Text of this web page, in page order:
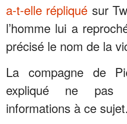
a-t-elle répliqué sur
l’homme lui a
précisé le nom de la
La compagne de
expliqué ne pas
informations à ce sujet.